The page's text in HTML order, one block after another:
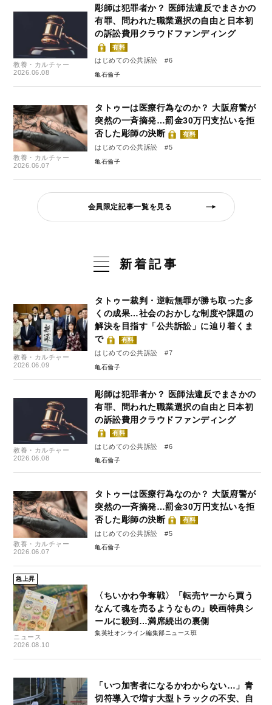
教養・カルチャー
2026.06.08
彫師は犯罪者か？ 医師法違反でまさかの
有罪、問われた職業選択の自由と日本初
の訴訟費用クラウドファンディング
有料
はじめての公共訴訟 #6
亀石倫子
教養・カルチャー
2026.06.07
タトゥーは医療行為なのか？ 大阪府警が
突然の一斉摘発…罰金30万円支払いを拒
否した彫師の決断
有料
はじめての公共訴訟 #5
亀石倫子
会員限定記事一覧を見る
新着記事
教養・カルチャー
2026.06.09
タトゥー裁判・逆転無罪が勝ち取った多
くの成果…社会のおかしな制度や課題の
解決を目指す「公共訴訟」に辿り着くま
で
有料
はじめての公共訴訟 #7
亀石倫子
教養・カルチャー
2026.06.08
彫師は犯罪者か？ 医師法違反でまさかの
有罪、問われた職業選択の自由と日本初
の訴訟費用クラウドファンディング
有料
はじめての公共訴訟 #6
亀石倫子
教養・カルチャー
2026.06.07
タトゥーは医療行為なのか？ 大阪府警が
突然の一斉摘発…罰金30万円支払いを拒
否した彫師の決断
有料
はじめての公共訴訟 #5
亀石倫子
急上昇
ニュース
2026.08.10
〈ちいかわ争奪戦〉「転売ヤーから買う
なんて魂を売るようなもの」映画特典シ
ールに殺到…満席続出の裏側
集英社オンライン編集部ニュース班
「いつ加害者になるかわからない…」青
切符導入で増す大型トラックの不安、自